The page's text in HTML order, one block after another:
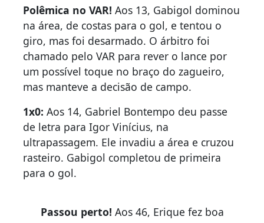
Polêmica no VAR! Aos 13, Gabigol dominou
na área, de costas para o gol, e tentou o
giro, mas foi desarmado. O árbitro foi
chamado pelo VAR para rever o lance por
um possível toque no braço do zagueiro,
mas manteve a decisão de campo.
1x0: Aos 14, Gabriel Bontempo deu passe
de letra para Igor Vinícius, na
ultrapassagem. Ele invadiu a área e cruzou
rasteiro. Gabigol completou de primeira
para o gol.
Passou perto! Aos 46, Erique fez boa